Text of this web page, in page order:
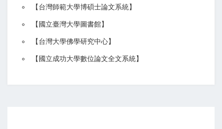
【台灣師範大學博碩士論文系統】
【 國立臺灣大學圖書館】
【台灣大學佛學研究中心】
【 國立成功大學數位論文全文系統】